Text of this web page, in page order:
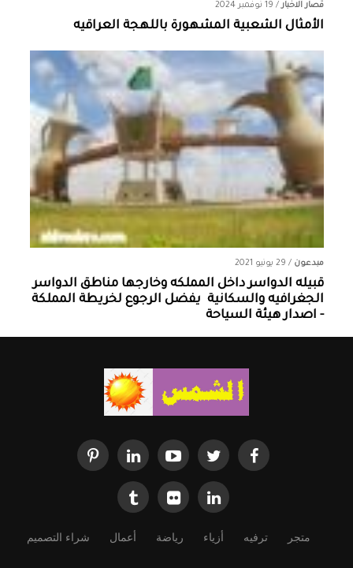
قصار الاخبار/ 19 نوفمبر 2024
الأمثال الشعبية المشهورة باللهجة العراقيه
مبدعون / 29 يونيو 2021
قبيله الدواسر داخل المملكه وخارجها ‏مناطق الدواسر
الجغرافيه والسكانية ‏ يفضل الرجوع لخريطة المملكة
- اصدار هيئة السياحة
متجر ترفيه أزياء رياضة أعمال شراء التصميم